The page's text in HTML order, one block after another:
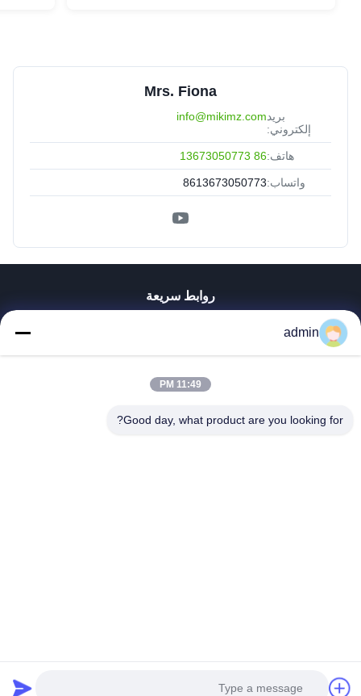
Mrs. Fiona
بريد
إلكتروني:
info@mikimz.com
هاتف:86 13673050773
واتساب:8613673050773
روابط سريعة
حول بنا
ضبط الجودة
admin
11:49 PM
Good day, what product are you looking for?